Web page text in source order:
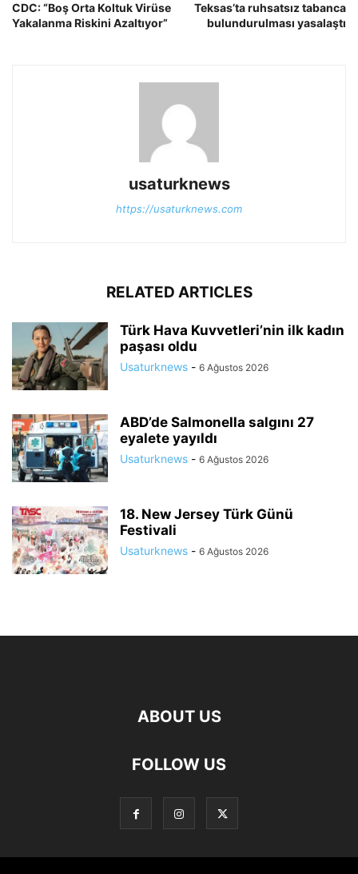
CDC: “Boş Orta Koltuk Virüse
Yakalanma Riskini Azaltıyor”
Teksas’ta ruhsatsız tabanca
bulundurulması yasalaştı
usaturknews
https://usaturknews.com
RELATED ARTICLES
Türk Hava Kuvvetleri’nin ilk kadın
paşası oldu
Usaturknews - 6 Ağustos 2026
ABD’de Salmonella salgını 27
eyalete yayıldı
Usaturknews - 6 Ağustos 2026
18. New Jersey Türk Günü
Festivali
Usaturknews - 6 Ağustos 2026
ABOUT US
FOLLOW US